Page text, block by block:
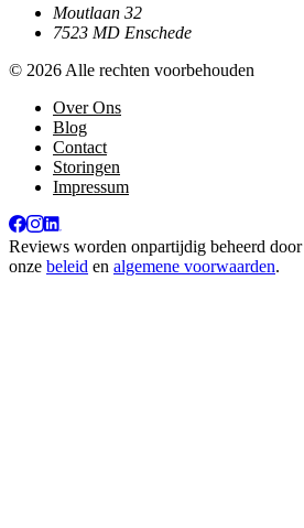
Moutlaan 32
7523 MD Enschede
© 2026 Alle rechten voorbehouden
Over Ons
Blog
Contact
Storingen
Impressum
Reviews worden onpartijdig beheerd door
onze beleid en algemene voorwaarden.